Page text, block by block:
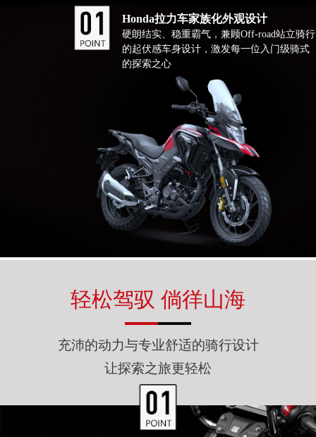
Honda拉力车家族化外观设计
硬朗结实、稳重霸气，兼顾Off-road站立骑行
的起伏感车身设计，激发每一位入门级骑式
的探索之心
轻松驾驭 倘徉山海
充沛的动力与专业舒适的骑行设计
让探索之旅更轻松